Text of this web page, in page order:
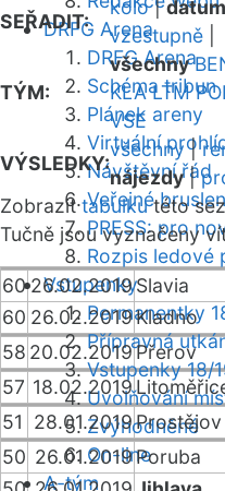
DRFG Arena
DRFG Arena
Schéma tribun
Plánek areny
Virtuální
Návštěvní řád
Veřejné
PRESS: pro
Rozpis ledové
Vstupenky
Permanentky
Přípravná
Vstupenky 18/
Uvolňování
Zvýhodněné
On-line
A-tým
SEŘADIT:
kolo|datum
vzestupně
TÝM:
všechny
KLA LTM
VSE
VÝSLEDKY:
všechny|
nájezdy|
Zobrazittabulkutéto
Tučně jsou vyznačeny
60 26.02.2019Slavia
60 26.02.2019Kladno
58 20.02.2019Přerov
57 18.02.2019
51
28.01.2019Prostějov
50 26.01.2019Poruba